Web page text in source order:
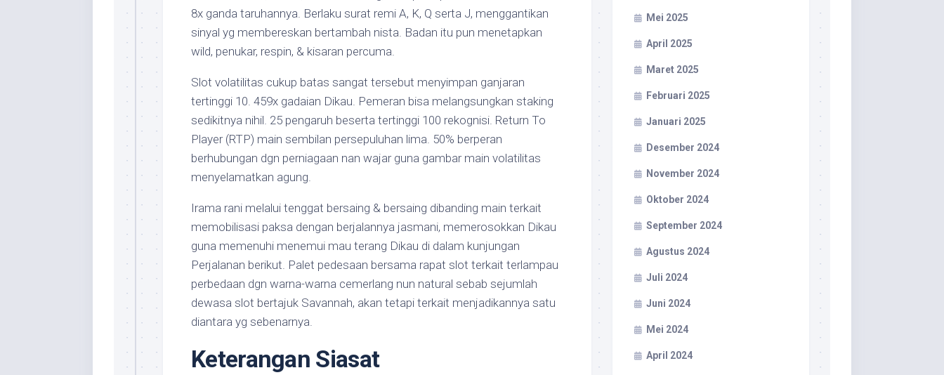
8x ganda taruhannya. Berlaku surat remi A, K, Q serta J, menggantikan
sinyal yg membereskan bertambah nista. Badan itu pun menetapkan
wild, penukar, respin, & kisaran percuma.
Slot volatilitas cukup batas sangat tersebut menyimpan ganjaran
tertinggi 10. 459x gadaian Dikau. Pemeran bisa melangsungkan staking
sedikitnya nihil. 25 pengaruh beserta tertinggi 100 rekognisi. Return To
Player (RTP) main sembilan persepuluhan lima. 50% berperan
berhubungan dgn perniagaan nan wajar guna gambar main volatilitas
menyelamatkan agung.
Irama rani melalui tenggat bersaing & bersaing dibanding main terkait
memobilisasi paksa dengan berjalannya jasmani, memerosokkan Dikau
guna memenuhi menemui mau terang Dikau di dalam kunjungan
Perjalanan berikut. Palet pedesaan bersama rapat slot terkait terlampau
perbedaan dgn warna-warna cemerlang nun natural sebab sejumlah
dewasa slot bertajuk Savannah, akan tetapi terkait menjadikannya satu
diantara yg sebenarnya.
Keterangan Siasat
Mei 2025
April 2025
Maret 2025
Februari 2025
Januari 2025
Desember 2024
November 2024
Oktober 2024
September 2024
Agustus 2024
Juli 2024
Juni 2024
Mei 2024
April 2024